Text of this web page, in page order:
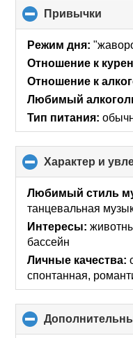
Привычки
to
Режим дня:
Отношение к
Отношение к
Любимый
Тип питания:
Характер и
Любимый стиль
танцевальная
Интересы:
бассейн
Личные качества:
спонтанная,